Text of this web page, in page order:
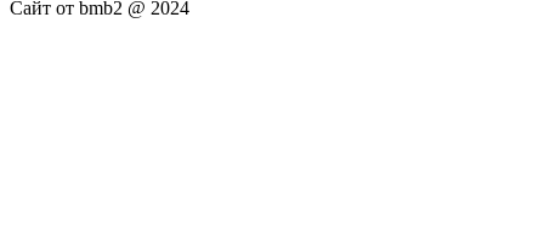
Сайт от bmb2 @ 2024